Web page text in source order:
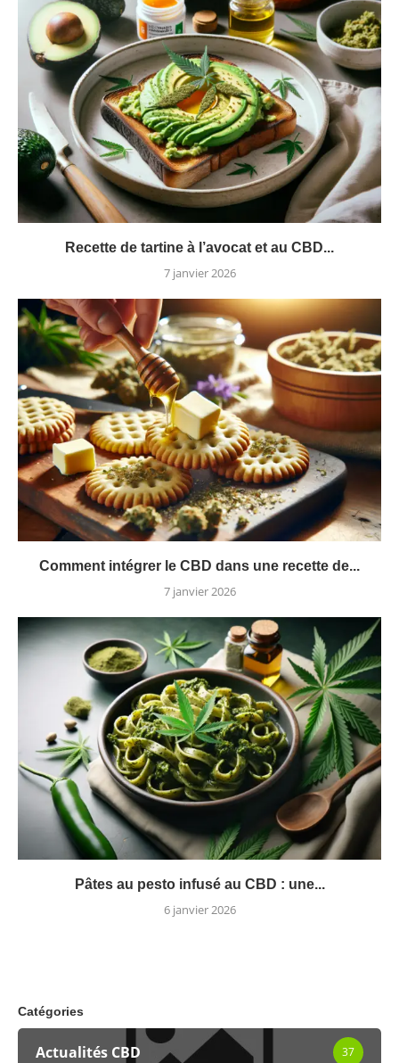
Recette de tartine à l’avocat et au CBD...
7 janvier 2026
Comment intégrer le CBD dans une recette de...
7 janvier 2026
Pâtes au pesto infusé au CBD : une...
6 janvier 2026
Catégories
Actualités CBD 37